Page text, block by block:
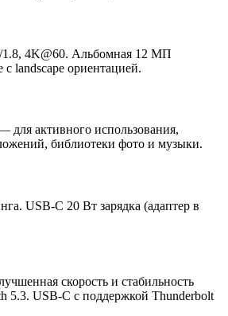
4K@60. Альбомная 12 МП
с landscape ориентацией.
активного использования,
библиотеки фото и музыки.
USB-C 20 Вт зарядка (адаптер в
скорость и стабильность
5.3. USB-C с поддержкой Thunderbolt